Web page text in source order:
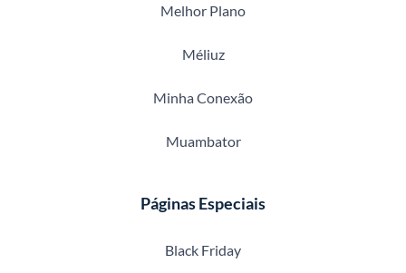
Melhor Plano
Méliuz
Minha Conexão
Muambator
Páginas Especiais
Black Friday